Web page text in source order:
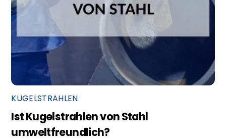
KUGELSTRAHLEN
Ist Kugelstrahlen von Stahl
umweltfreundlich?